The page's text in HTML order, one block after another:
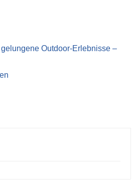
Outdoor-Erlebnisse –